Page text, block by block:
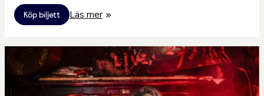
Köp biljett Läs mer